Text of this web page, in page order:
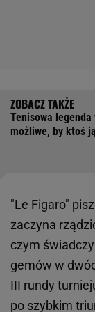
Tenisowa
możliwe, by ktoś
"Le Figaro"
zaczyna
czym
gemów w
III rundy
po szybkim